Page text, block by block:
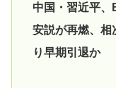
中国・習近平
安説が再燃、相
り早期引退か